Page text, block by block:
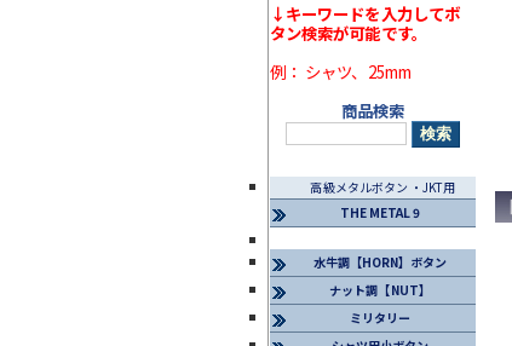
↓キーワードを入力してボ
タン検索が可能です。
例： シャツ、25mm
商品検索
高級メタルボタン ・JKT用
THE METAL 9
水牛調【HORN】ボタン
ナット調【NUT】
ミリタリー